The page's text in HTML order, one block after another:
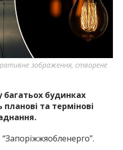
інформацію про події
Запоріжжя та області.
зображення, створене
багатьох будинках
та термінові